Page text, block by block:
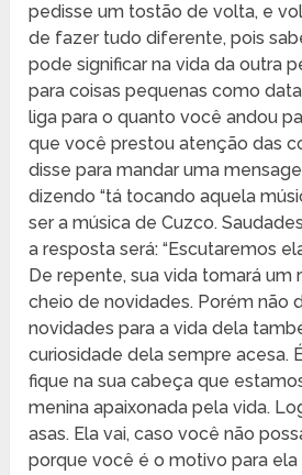
pedisse um tostão de volta, e
de fazer tudo diferente, pois
pode significar na vida da outra
para coisas pequenas como
liga para o quanto você andou
que você prestou atenção das
disse para mandar uma
dizendo “tá tocando aquela
ser a música de Cuzco.
a resposta será: “Escutaremos
De repente, sua vida tomará um
cheio de novidades. Porém não
novidades para a vida dela
curiosidade dela sempre acesa.
fique na sua cabeça que
menina apaixonada pela vida.
asas. Ela vai, caso você não
porque você é o motivo para ela